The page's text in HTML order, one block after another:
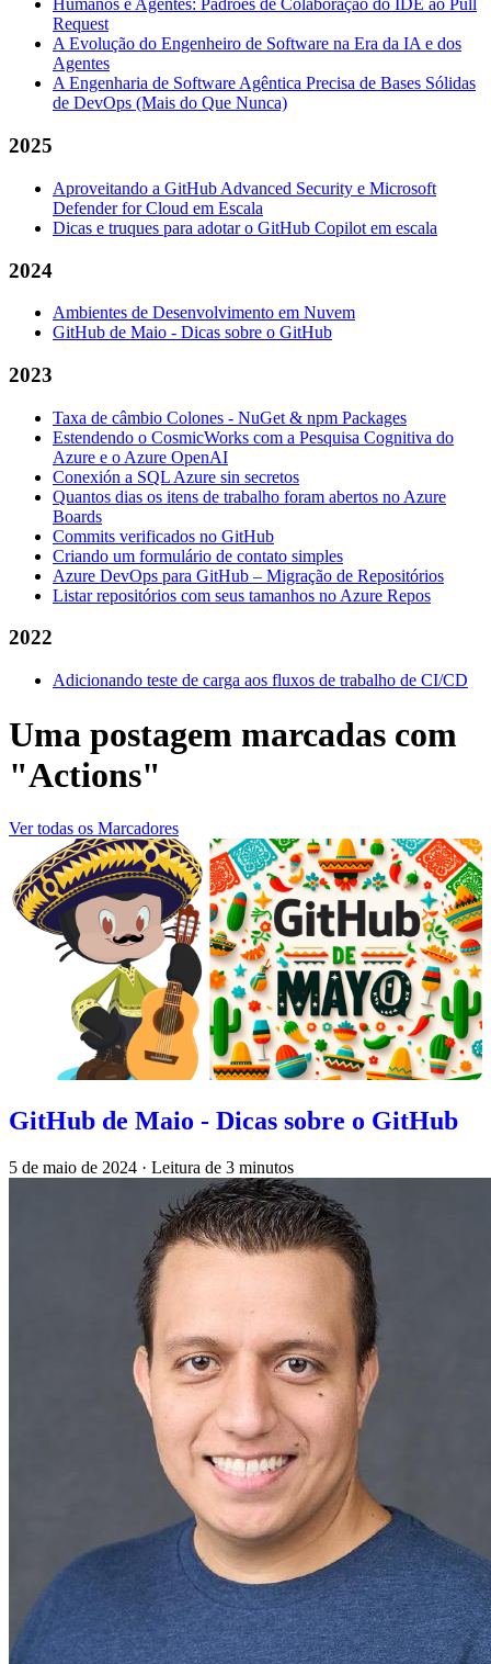
Humanos e Agentes: Padrões de Colaboração do IDE ao Pull
Request
A Evolução do Engenheiro de Software na Era da IA e dos
Agentes
A Engenharia de Software Agêntica Precisa de Bases Sólidas
de DevOps (Mais do Que Nunca)
2025
Aproveitando a GitHub Advanced Security e Microsoft
Defender for Cloud em Escala
Dicas e truques para adotar o GitHub Copilot em escala
2024
Ambientes de Desenvolvimento em Nuvem
GitHub de Maio - Dicas sobre o GitHub
2023
Taxa de câmbio Colones - NuGet & npm Packages
Estendendo o CosmicWorks com a Pesquisa Cognitiva do
Azure e o Azure OpenAI
Conexión a SQL Azure sin secretos
Quantos dias os itens de trabalho foram abertos no Azure
Boards
Commits verificados no GitHub
Criando um formulário de contato simples
Azure DevOps para GitHub – Migração de Repositórios
Listar repositórios com seus tamanhos no Azure Repos
2022
Adicionando teste de carga aos fluxos de trabalho de CI/CD
Uma postagem marcadas com
"Actions"
Ver todas os Marcadores
GitHub de Maio - Dicas sobre o GitHub
5 de maio de 2024 · Leitura de 3 minutos